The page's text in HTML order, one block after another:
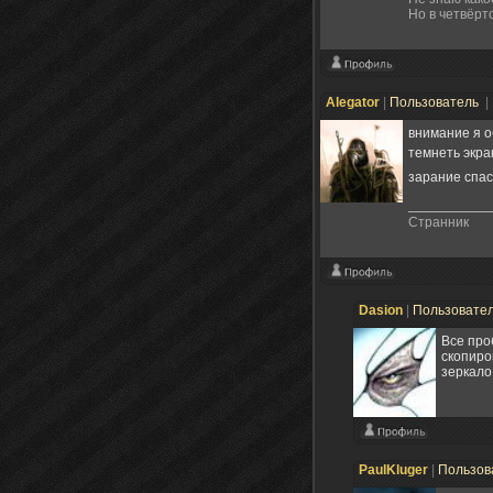
Но в
Alegator Пользователь
внимание я
темнеть
зарание
Странник
Dasion
Все
PaulKluger